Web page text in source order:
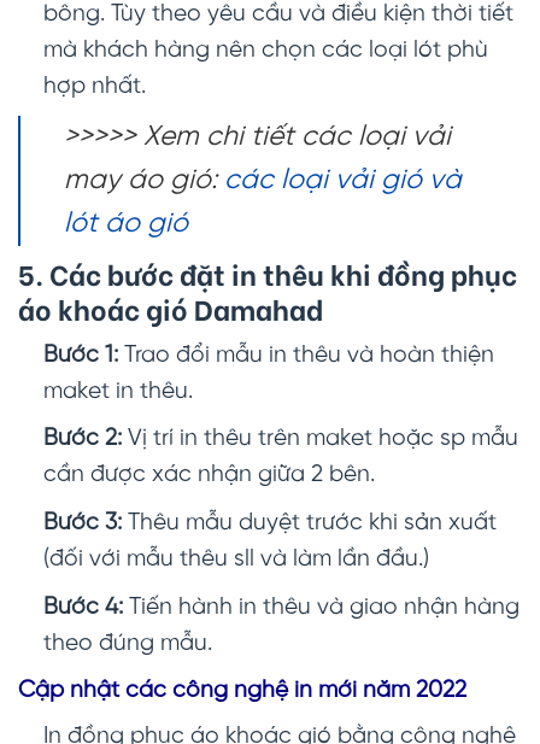
bông. Tùy theo yêu cầu và điều kiện thời tiết
mà khách hàng nên chọn các loại lót phù
hợp nhất.
>>>>> Xem chi tiết các loại vải
may áo gió: các loại vải gió và
lót áo gió
5. Các bước đặt in thêu khi đồng phục
áo khoác gió Damahad
Bước 1:Trao đổi mẫu in thêu và hoàn thiện
maket in thêu.
Bước 2:Vị trí in thêu trên maket hoặc sp mẫu
cần được xác nhận giữa 2 bên.
Bước 3:Thêu mẫu duyệt trước khi sản xuất
(đối với mẫu thêu sll và làm lần đầu.)
Bước 4:Tiến hành in thêu và giao nhận hàng
theo đúng mẫu.
Cập nhật các công nghệ in mới năm 2022
In đồng phục áo khoác gió bằng công nghệ